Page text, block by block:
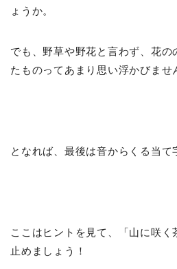
ょうか。
でも、野草や野花と言わず、花の
たものってあまり思い浮かびませ
となれば、最後は音からくる当て
ここはヒントを見て、「山に咲く
止めましょう！